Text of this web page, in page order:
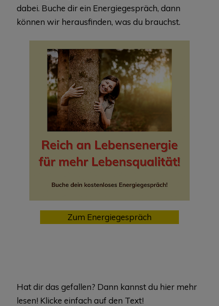
dabei. Buche dir ein Energiegespräch, dann
können wir herausfinden, was du brauchst.
Zum Energiegespräch
Hat dir das gefallen? Dann kannst du hier mehr
lesen! Klicke einfach auf den Text!